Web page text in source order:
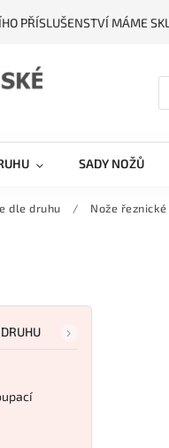
PŘÍSLUŠENSTVÍ MÁME
SADY NOŽŮ
dle druhu / Nože řeznické